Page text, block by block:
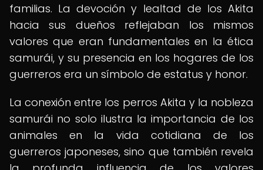
familias. La devoción y lealtad de los Akita
hacia sus dueños reflejaban los mismos
valores que eran fundamentales en la ética
samurái, y su presencia en los hogares de los
guerreros era un símbolo de estatus y honor.
La conexión entre los perros Akita y la nobleza
samurái no solo ilustra la importancia de los
animales en la vida cotidiana de los
guerreros japoneses, sino que también revela